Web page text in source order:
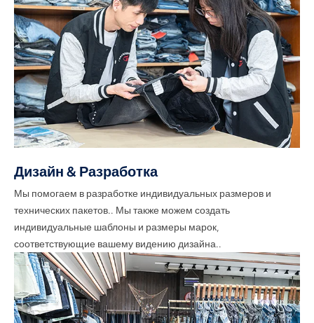
Дизайн & Разработка
Мы помогаем в разработке индивидуальных размеров и
технических пакетов.. Мы также можем создать
индивидуальные шаблоны и размеры марок,
соответствующие вашему видению дизайна..